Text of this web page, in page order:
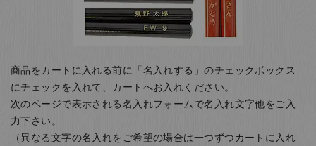
商品をカートに入れる前に「名入れする」のチェックボックス
にチェックを入れて、カートへお入れください。
次のページで表示される名入れフォームで名入れ文字他をご入
力下さい。
（異なる文字の名入れをご希望の場合は一つずつカートに入れ